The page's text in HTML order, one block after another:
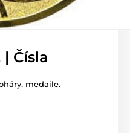
| Čísla
medaile.